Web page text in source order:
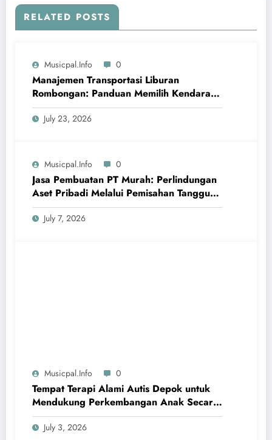
RELATED POSTS
Musicpal.info 0
Manajemen Transportasi Liburan
Rombongan: Panduan Memilih Kendaraan
MPV dan Paket Petualangan Bahari
July 23, 2026
Musicpal.info 0
Jasa Pembuatan PT Murah: Perlindungan
Aset Pribadi Melalui Pemisahan Tanggung
Jawab Hukum yang Jelas
July 7, 2026
Musicpal.info 0
Tempat Terapi Alami Autis Depok untuk
Mendukung Perkembangan Anak Secara
Bertahap
July 3, 2026